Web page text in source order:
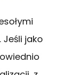
Jeśli jako